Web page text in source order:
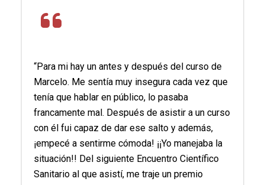
“Para mi hay un antes y después del curso de
Marcelo. Me sentía muy insegura cada vez que
tenía que hablar en público, lo pasaba
francamente mal. Después de asistir a un curso
con él fui capaz de dar ese salto y además,
¡empecé a sentirme cómoda! ¡¡Yo manejaba la
situación!! Del siguiente Encuentro Científico
Sanitario al que asistí, me traje un premio